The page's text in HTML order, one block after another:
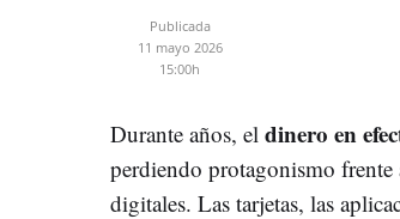
Publicada
11 mayo 2026
15:00h
Durante años, el dinero en
perdiendo protagonismo frente
digitales. Las tarjetas, las